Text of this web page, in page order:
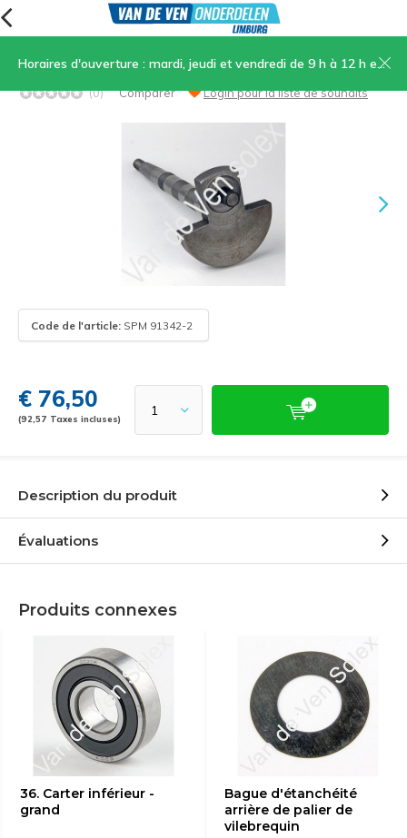
Horaires d'ouverture : mardi, jeudi et vendredi de 9 h à 12 h et de 13 h 30 à 17 h, samedi de 9 h à 12 h
28. Vilebrequin OTO-2200-1700
(0) Comparer Login pour la liste de souhaits
Code de l'article: SPM 91342-2
€ 76,50
(92,57 Taxes incluses)
Description du produit
Évaluations
Produits connexes
36. Carter inférieur -
grand
Bague d'étanchéité
arrière de palier de
vilebrequin